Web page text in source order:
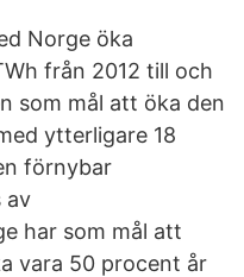
Norge öka
från 2012 till och
som mål att öka den
ytterligare 18
förnybar
av
har som mål att
vara 50 procent år